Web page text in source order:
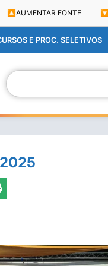
🔼 AUMENTAR FONTE 🔽
E PROC. SELETIVOS